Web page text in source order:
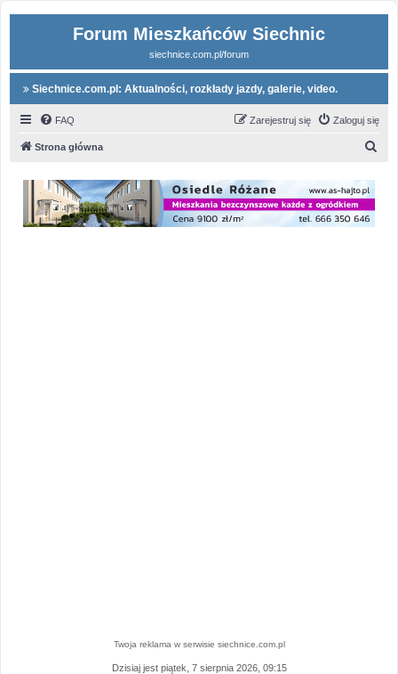
Forum Mieszkańców Siechnic
siechnice.com.pl/forum
Siechnice.com.pl: Aktualności, rozkłady jazdy, galerie, video.
FAQ Zaloguj się
Zarejestruj się
Strona główna
Twoja reklama w serwisie siechnice.com.pl
Dzisiaj jest piątek, 7 sierpnia 2026, 09:15